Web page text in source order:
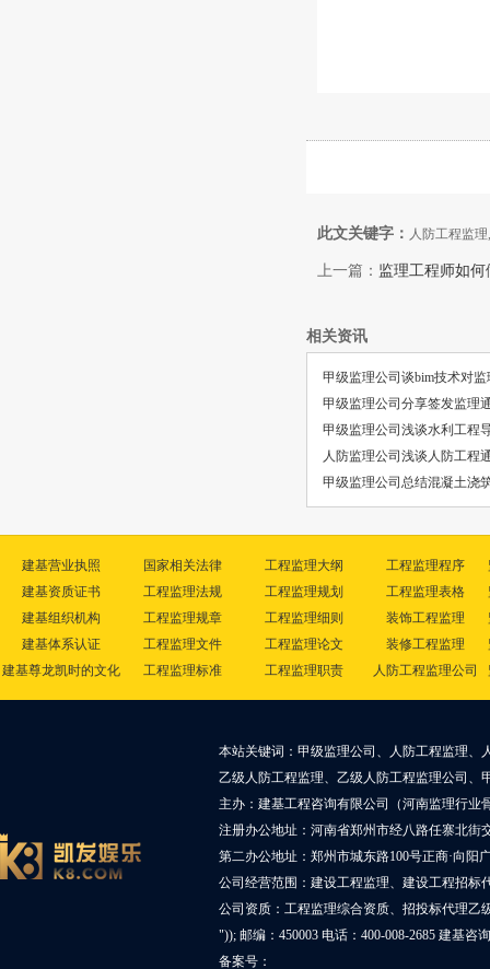
此文关键字： 人防工程监
上一篇： 监理工程师如
相关资讯
甲级监理公司谈bim技术对
甲级监理公司分享签发监理
甲级监理公司浅谈水利工程
人防监理公司浅谈人防工程
甲级监理公司总结混凝土浇
建基营业执照
建基资质证书
建基组织机构
建基体系认证
建基尊龙凯时的文化
国家相关法律
工程监理法规
工程监理规章
工程监理文件
工程监理标准
工程监理大纲
工程监理规划
工程监理细则
工程监理论文
工程监理职责
工程监理程序
工程监理表格
装饰工程监理
装修工程监理
人防工程监理公司
本站关键词：甲级监理公司、人防工程监理、
乙级人防工程监理、乙级人防工程监理公司、
主办：建基工程咨询有限公司（河南监理行业
注册办公地址：河南省郑州市经八路任寨北街
第二办公地址：郑州市城东路100号正商·向阳
公司经营范围：建设工程监理、建设工程招标
公司资质：工程监理综合资质、招投标代理乙
")); 邮编：450003 电话：400-008-2685 建基咨
备案号：